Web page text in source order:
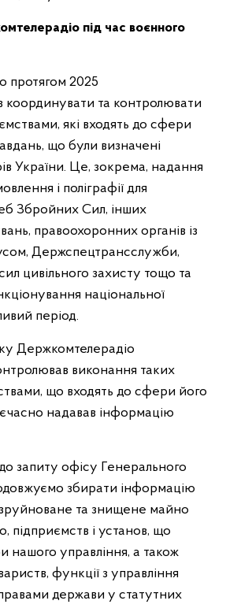
під час воєнного
протягом 2025
координувати та контролювати
які входять до сфери
що були визначені
України. Це, зокрема, надання
і поліграфії для
Збройних Сил, інших
правоохоронних органів із
Держспецтрансслужби,
цивільного захисту тощо та
національної
період.
Держкомтелерадіо
виконання таких
що входять до сфери його
надавав інформацію
запиту офісу Генерального
збирати інформацію
та знищене майно
підприємств і установ, що
нашого управління, а також
функції з управління
держави у статутних